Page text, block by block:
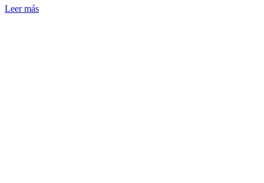
Leer más